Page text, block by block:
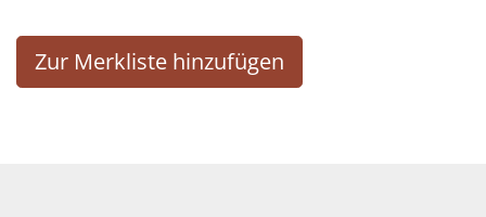
Zur Merkliste hinzufügen